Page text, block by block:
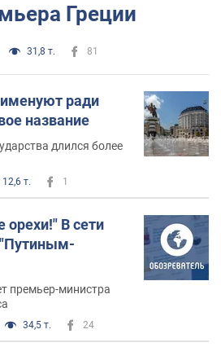
Греции
31,8 т. 81
ради
название
длился более
12,6 т. 1
орехи!" В сети
премьер-министра
34,5 т. 24